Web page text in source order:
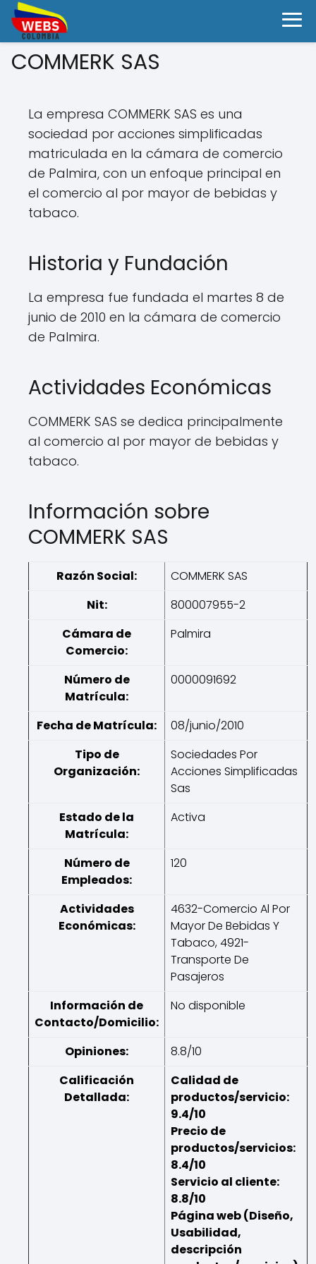
COMMERK SAS
La empresa COMMERK SAS es una
sociedad por acciones simplificadas
matriculada en la cámara de comercio
de Palmira, con un enfoque principal en
el comercio al por mayor de bebidas y
tabaco.
Historia y Fundación
La empresa fue fundada el martes 8 de
junio de 2010 en la cámara de comercio
de Palmira.
Actividades Económicas
COMMERK SAS se dedica principalmente
al comercio al por mayor de bebidas y
tabaco.
Información sobre
COMMERK SAS
Razón Social:
COMMERK SAS
Nit:
800007955-2
Cámara de
Comercio:
Palmira
Número de
Matrícula:
0000091692
Fecha de Matrícula:
08/junio/2010
Tipo de
Organización:
Sociedades Por
Acciones Simplificadas
Sas
Estado de la
Matrícula:
Activa
Número de
Empleados:
120
Actividades
Económicas:
4632-Comercio Al Por
Mayor De Bebidas Y
Tabaco, 4921-
Transporte De
Pasajeros
Información de
Contacto/Domicilio:
No disponible
Opiniones:
8.8/10
Calificación
Detallada:
Calidad de
productos/servicio:
9.4/10
Precio de
productos/servicios:
8.4/10
Servicio al cliente:
8.8/10
Página web (Diseño,
Usabilidad,
descripción